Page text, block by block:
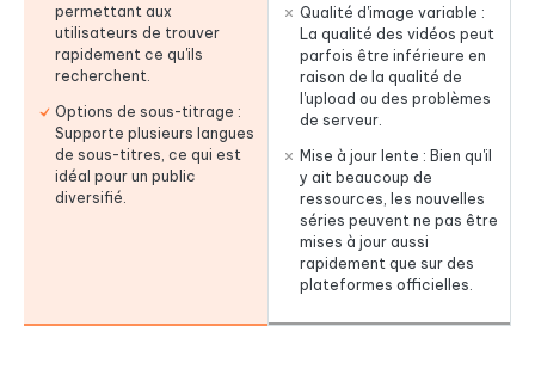
permettant aux
utilisateurs de trouver
rapidement ce qu'ils
recherchent.
Options de sous-titrage :
Supporte plusieurs langues
de sous-titres, ce qui est
idéal pour un public
diversifié.
Qualité d'image variable :
La qualité des vidéos peut
parfois être inférieure en
raison de la qualité de
l'upload ou des problèmes
de serveur.
Mise à jour lente : Bien qu'il
y ait beaucoup de
ressources, les nouvelles
séries peuvent ne pas être
mises à jour aussi
rapidement que sur des
plateformes officielles.